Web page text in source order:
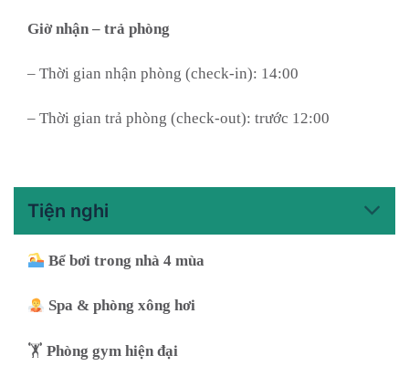
Giờ nhận – trả phòng
– Thời gian nhận phòng (check-in): 14:00
– Thời gian trả phòng (check-out): trước 12:00
Tiện nghi
Bể bơi trong nhà 4 mùa
Spa & phòng xông hơi
🏋️ Phòng gym hiện đại